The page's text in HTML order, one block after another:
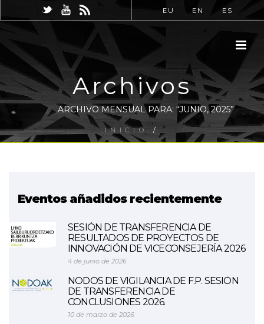
EU EN ES
Archivos
ARCHIVO MENSUAL PARA: “JUNIO, 2025”
INICIO /
Eventos añadidos recientemente
SESIÓN DE TRANSFERENCIA DE
RESULTADOS DE PROYECTOS DE
INNOVACIÓN DE VICECONSEJERÍA 2026
4 de junio de 2026
NODOS DE VIGILANCIA DE F.P. SESIÓN
DE TRANSFERENCIA DE
CONCLUSIONES 2026.
10 de marzo de 2026